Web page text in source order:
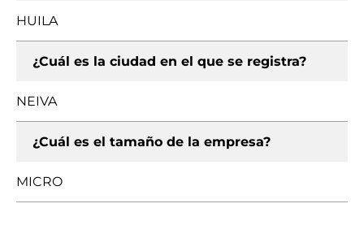
HUILA
¿Cuál es la ciudad en el que se registra?
NEIVA
¿Cuál es el tamaño de la empresa?
MICRO